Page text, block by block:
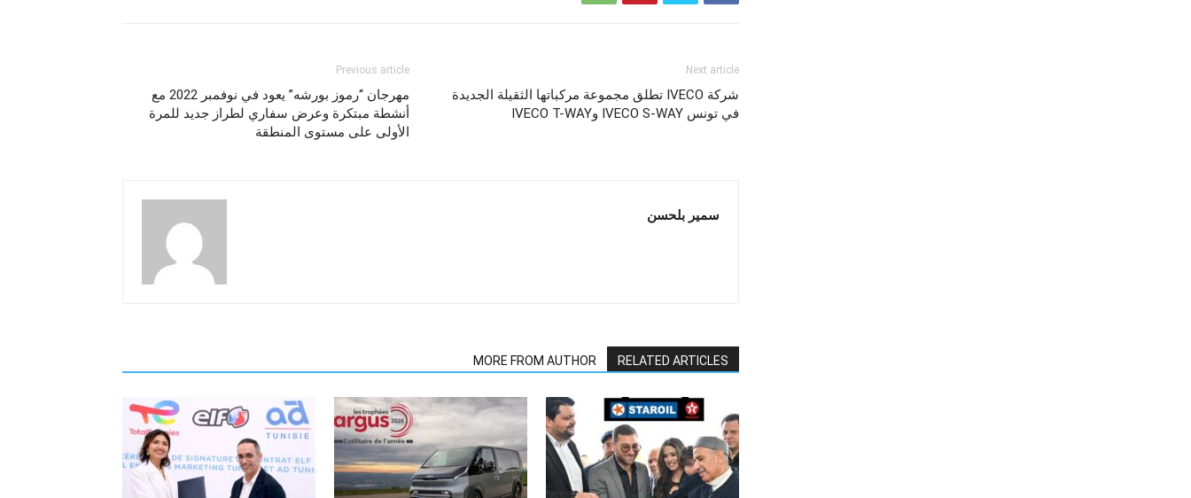
Previous article
مهرجان “رموز بورشه” يعود في نوفمبر ‎2022 مع
أنشطة مبتكرة وعرض سفاري لطراز جديد للمرة
الأولى على مستوى المنطقة
Next article
شركة IVECO تطلق مجموعة مركباتها الثقيلة الجديدة
في تونس IVECO S-WAY وIVECO T-WAY
سمير بلحسن
RELATED ARTICLES
MORE FROM AUTHOR